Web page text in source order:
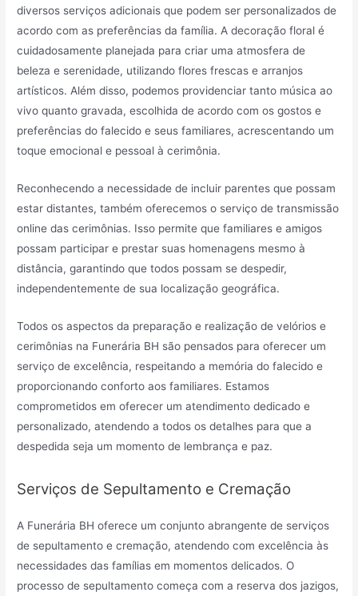
diversos serviços adicionais que podem ser personalizados de
acordo com as preferências da família. A decoração floral é
cuidadosamente planejada para criar uma atmosfera de
beleza e serenidade, utilizando flores frescas e arranjos
artísticos. Além disso, podemos providenciar tanto música ao
vivo quanto gravada, escolhida de acordo com os gostos e
preferências do falecido e seus familiares, acrescentando um
toque emocional e pessoal à cerimônia.
Reconhecendo a necessidade de incluir parentes que possam
estar distantes, também oferecemos o serviço de transmissão
online das cerimônias. Isso permite que familiares e amigos
possam participar e prestar suas homenagens mesmo à
distância, garantindo que todos possam se despedir,
independentemente de sua localização geográfica.
Todos os aspectos da preparação e realização de velórios e
cerimônias na Funerária BH são pensados para oferecer um
serviço de excelência, respeitando a memória do falecido e
proporcionando conforto aos familiares. Estamos
comprometidos em oferecer um atendimento dedicado e
personalizado, atendendo a todos os detalhes para que a
despedida seja um momento de lembrança e paz.
Serviços de Sepultamento e Cremação
A Funerária BH oferece um conjunto abrangente de serviços
de sepultamento e cremação, atendendo com excelência às
necessidades das famílias em momentos delicados. O
processo de sepultamento começa com a reserva dos jazigos,